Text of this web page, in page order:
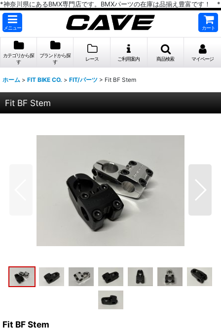
*神奈川県にあるBMX専門店です。BMXパーツの在庫は品揃え豊富です！ *
メニュー カート
カテゴリから探
す
ブランドから探
す
レース ご利用案内 商品検索 マイページ
ホーム > FIT BIKE CO. > FIT/パーツ > Fit BF Stem
Fit BF Stem
Fit BF Stem